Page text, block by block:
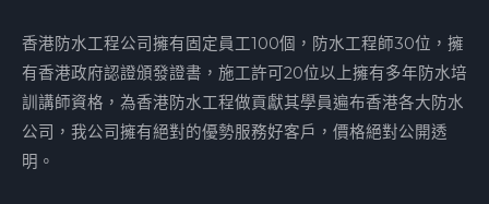
香港防水工程公司擁有固定員工100個，防水工程師30位，擁
有香港政府認證頒發證書，施工許可20位以上擁有多年防水培
訓講師資格，為香港防水工程做貢獻其學員遍布香港各大防水
公司，我公司擁有絕對的優勢服務好客戶，價格絕對公開透
明。